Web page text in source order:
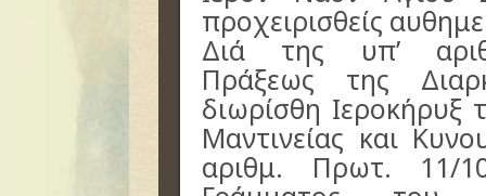
προχειρισθείς
Διά της υπ’
Πράξεως της
διωρίσθη Ιεροκήρυξ
Μαντινείας και
αριθμ. Πρωτ. 11/